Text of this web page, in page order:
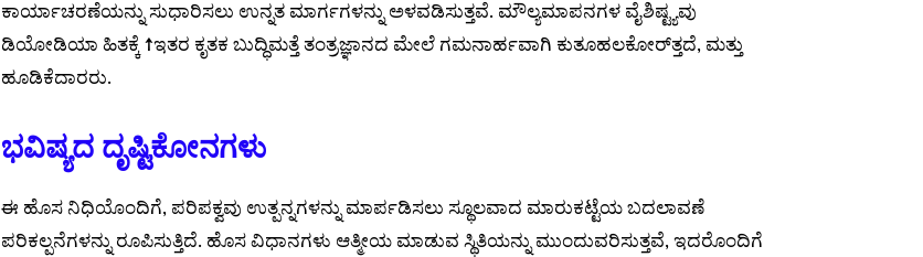
ಕಾರ್ಯಾಚರಣೆಯನ್ನು ಸುಧಾರಿಸಲು ಉನ್ನತ ಮಾರ್ಗಗಳನ್ನು ಅಳವಡಿಸುತ್ತವೆ. ಮೌಲ್ಯಮಾಪನಗಳ ವೈಶಿಷ್ಟ್ಯವು
ಡಿಯೋಡಿಯಾ ಹಿತಕ್ಕೆ ↑ಇತರ ಕೃತಕ ಬುದ್ಧಿಮತ್ತೆ ತಂತ್ರಜ್ಞಾನದ ಮೇಲೆ ಗಮನಾರ್ಹವಾಗಿ ಕುತೂಹಲಕೋರ್‌‌ತ್ತದೆ, ಮತ್ತು
ಹೂಡಿಕೆದಾರರು.
ಭವಿಷ್ಯದ ದೃಷ್ಟಿಕೋನಗಳು
ಈ ಹೊಸ ನಿಧಿಯೊಂದಿಗೆ, ಪರಿಪಕ್ವವು ಉತ್ಪನ್ನಗಳನ್ನು ಮಾರ್ಪಡಿಸಲು ಸ್ಥೂಲವಾದ ಮಾರುಕಟ್ಟೆಯ ಬದಲಾವಣೆ
ಪರಿಕಲ್ಪನೆಗಳನ್ನು ರೂಪಿಸುತ್ತಿದೆ. ಹೊಸ ವಿಧಾನಗಳು ಆತ್ಮೀಯ ಮಾಡುವ ಸ್ಥಿತಿಯನ್ನು ಮುಂದುವರಿಸುತ್ತವೆ, ಇದರೊಂದಿಗೆ